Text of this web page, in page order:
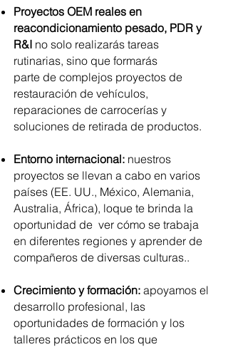
Proyectos OEM reales en
reacondicionamiento pesado, PDR y
R&I no solo realizarás tareas
rutinarias, sino que formarás
parte de complejos proyectos de
restauración de vehículos,
reparaciones de carrocerías y
soluciones de retirada de productos.
Entorno internacional: nuestros
proyectos se llevan a cabo en varios
países (EE. UU., México, Alemania,
Australia, África), loque te brinda la
oportunidad de ver cómo se trabaja
en diferentes regiones y aprender de
compañeros de diversas culturas.​.
Crecimiento y formación: apoyamos el
desarrollo profesional, las
oportunidades de formación y los
talleres prácticos en los que